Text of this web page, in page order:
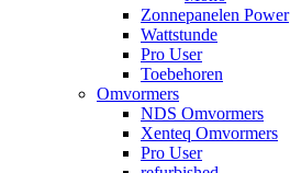
Zonnepanelen Power
Wattstunde
Pro User
Toebehoren
Omvormers
NDS Omvormers
Xenteq Omvormers
Pro User